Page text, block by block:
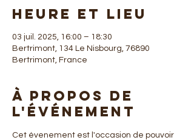
Heure et lieu
03 juil. 2025, 16:00 – 18:30
Bertrimont, 134 Le Nisbourg, 76890
Bertrimont, France
À propos de
l'événement
Cet évenement est l'occasion de pouvoir